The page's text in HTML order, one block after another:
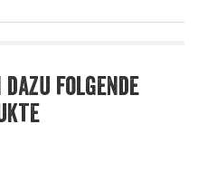
folgende